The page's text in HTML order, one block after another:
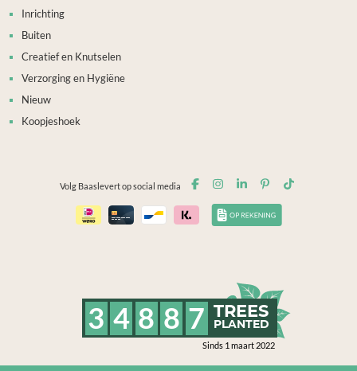
Inrichting
Buiten
Creatief en Knutselen
Verzorging en Hygiëne
Nieuw
Koopjeshoek
Volg Baaslevert op social media
3 4 8 8 7 TREES
PLANTED
Sinds 1 maart 2022